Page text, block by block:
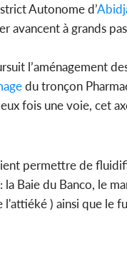
Autonome d’
avancent à grands
l’aménagement
du tronçon
fois une voie, cet
permettre de
Baie du Banco, le
) ainsi que le